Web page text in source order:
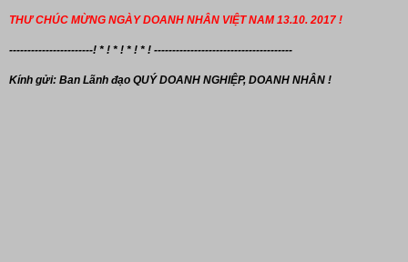
THƯ CHÚC MỪNG NGÀY DOANH NHÂN VIỆT NAM 13.10. 2017 !
-----------------------! * ! * ! * ! * ! --------------------------------------
Kính gửi: Ban Lãnh đạo QUÝ DOANH NGHIỆP, DOANH NHÂN !